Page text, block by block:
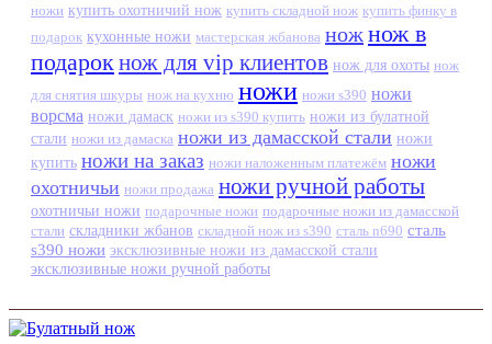
ножи купить охотничий нож купить складной нож купить финку в
подарок кухонные ножи мастерская жбанова ножнож в
подарок нож для vip клиентов нож для охоты нож
для снятия шкуры нож на кухню ножи ножи s390 ножи
ворсма ножи дамаск ножи из s390 купить ножи из булатной
стали ножи из дамаска ножи из дамасской стали ножи
купить ножи на заказ ножи наложенным платежём ножи
охотничьи ножи продажа ножи ручной работы
охотничьи ножи подарочные ножи подарочные ножи из дамасской
стали складники жбанов складной нож из s390 сталь n690 сталь
s390 ножи эксклюзивные ножи из дамасской стали
эксклюзивные ножи ручной работы